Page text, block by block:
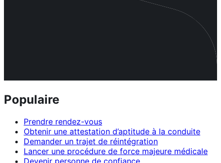
Populaire
Prendre rendez-vous
Obtenir une attestation d’aptitude à la conduite
Demander un trajet de réintégration
Lancer une procédure de force majeure médicale
Devenir personne de confiance